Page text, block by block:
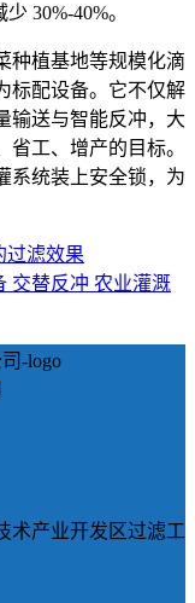
30%-40%。
种植基地等规模化滴
标配设备。它不仅解
输送与智能反冲，大
工、增产的目标。
系统装上安全锁，为
过滤效果
交替反冲 农业灌溉
术产业开发区过滤工